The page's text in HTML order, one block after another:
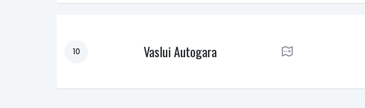
10 Vaslui Autogara